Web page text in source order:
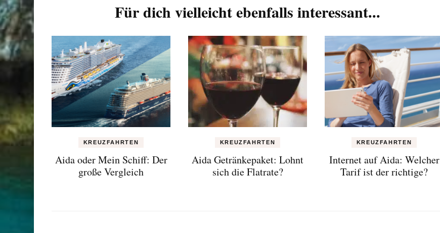
Für dich vielleicht ebenfalls interessant...
KREUZFAHRTEN
Aida oder Mein Schiff: Der
große Vergleich
KREUZFAHRTEN
Aida Getränkepaket: Lohnt
sich die Flatrate?
KREUZFAHRTEN
Internet auf Aida: Welcher
Tarif ist der richtige?